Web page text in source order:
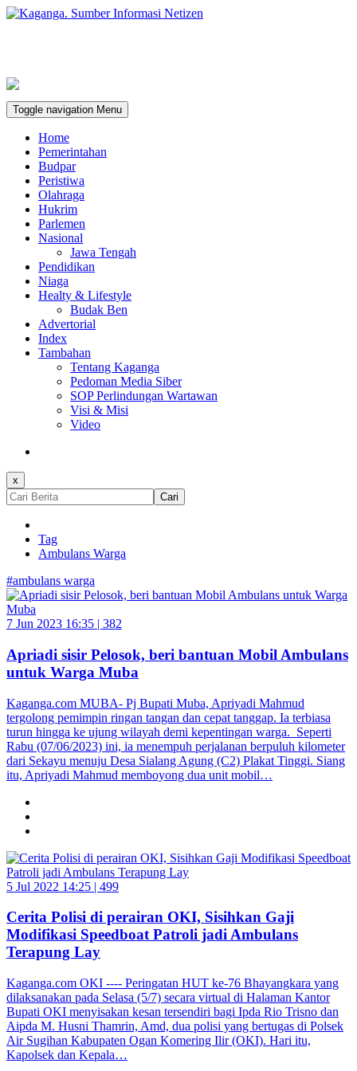
Toggle navigation Menu
Home
Pemerintahan
Budpar
Peristiwa
Olahraga
Hukrim
Parlemen
Nasional
Jawa Tengah
Pendidikan
Niaga
Healty & Lifestyle
Budak Ben
Advertorial
Index
Tambahan
Tentang Kaganga
Pedoman Media Siber
SOP Perlindungan Wartawan
Visi & Misi
Video
x
Cari
Tag
Ambulans Warga
#ambulans warga
7 Jun 2023 16:35 | 382
Apriadi sisir Pelosok, beri bantuan Mobil Ambulans
untuk Warga Muba
Kaganga.com MUBA- Pj Bupati Muba, Apriyadi Mahmud
tergolong pemimpin ringan tangan dan cepat tanggap. Ia terbiasa
turun hingga ke ujung wilayah demi kepentingan warga. Seperti
Rabu (07/06/2023) ini, ia menempuh perjalanan berpuluh kilometer
dari Sekayu menuju Desa Sialang Agung (C2) Plakat Tinggi. Siang
itu, Apriyadi Mahmud memboyong dua unit mobil…
5 Jul 2022 14:25 | 499
Cerita Polisi di perairan OKI, Sisihkan Gaji
Modifikasi Speedboat Patroli jadi Ambulans
Terapung Lay
Kaganga.com OKI ---- Peringatan HUT ke-76 Bhayangkara yang
dilaksanakan pada Selasa (5/7) secara virtual di Halaman Kantor
Bupati OKI menyisakan kesan tersendiri bagi Ipda Rio Trisno dan
Aipda M. Husni Thamrin, Amd, dua polisi yang bertugas di Polsek
Air Sugihan Kabupaten Ogan Komering Ilir (OKI). Hari itu,
Kapolsek dan Kepala…